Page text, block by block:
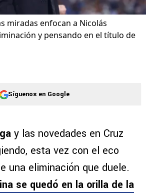
miradas enfocan a Nicolás
y pensando en el título de
Síguenos en Google
y las novedades en Cruz
esta vez con el eco
una eliminación que duele.
se quedó en la orilla de la